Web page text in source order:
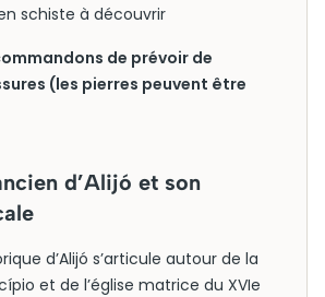
schiste à découvrir
de prévoir de
(les pierres peuvent être
d’Alijó et son
d’Alijó s’articule autour de la
et de l’église matrice du XVIe